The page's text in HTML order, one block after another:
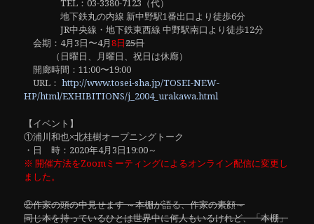
TEL：03-3380-7123（代）
地下鉄丸の内線 新中野駅1番出口より徒歩6分
JR中央線・地下鉄東西線 中野駅南口より徒歩12分
会期：4月3日〜4月8日25日
（日曜日、月曜日、祝日は休廊）
開廊時間：11:00〜19:00
URL：http://www.tosei-sha.jp/TOSEI-NEW-
HP/html/EXHIBITIONS/j_2004_urakawa.html
【イベント】
①浦川和也×北桂樹オープニングトーク
・日 時：2020年4月3日19:00～
※ 開催方法をZoomミーティングによるオンライン配信に変更し
ました。
②作家の頭の中見せます ～本棚が語る、作家の素顔～
同じ本を持っているひとは世界中に何人もいるけれど、「本棚」